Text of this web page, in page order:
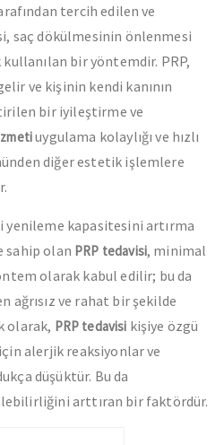
tercih edilen ve
saç dökülmesinin önlenmesi
bir yöntemdir. PRP,
ve kişinin kendi kanının
bir iyileştirme ve
uygulama kolaylığı ve hızlı
diğer estetik işlemlere
yenileme kapasitesini artırma
sahip olan PRP tedavisi, minimal
olarak kabul edilir; bu da
ağrısız ve rahat bir şekilde
olarak, PRP tedavisi kişiye özgü
alerjik reaksiyonlar ve
düşüktür. Bu da
arttıran bir faktördür.